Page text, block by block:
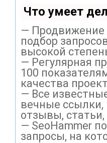
Что умеет
— Продвижение
подбор
высокой
— Регулярная
100
качества
— Все
вечные
отзывы,
— SeoHammer
запросы, на